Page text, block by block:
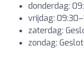
donderdag:
vrijdag:
zaterdag:
zondag: